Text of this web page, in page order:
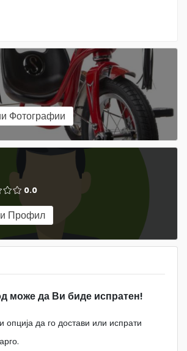
Фотографии
0.0
Профил
може да Ви биде испратен!
опција да го достави или испрати